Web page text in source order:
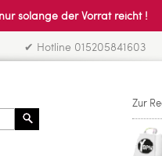
solange der Vorrat reicht !
✔ Hotline 015205841603
Zur